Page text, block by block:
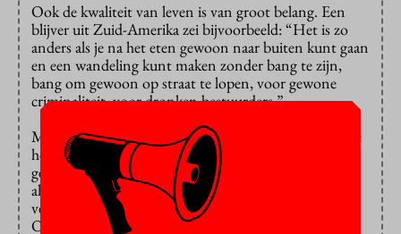
Ook de kwaliteit van leven is van groot belang. Een
blijver uit Zuid-Amerika zei bijvoorbeeld: “Het is zo
anders als je na het eten gewoon naar buiten kunt gaan
en een wandeling kunt maken zonder bang te zijn,
bang om gewoon op straat te lopen, voor gewone
criminaliteit, voor dronken bestuurders.”
Maar je moet wel kunnen werken en een dak boven je
hoofd hebben. De helft van de vertrekkers kon geen
geschikte baan vinden. Dat gaf met name de doorslag
als ze van buiten Europa hierheen waren gekomen: ze
verliezen na verloop van tijd hun verblijfsvergunning.
Ook het gebrek aan betaalbare woonruimte speelt een